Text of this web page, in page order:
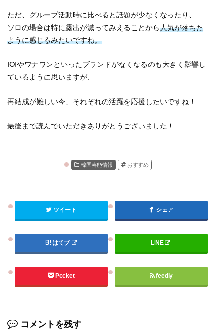
ただ、グループ活動時に比べると話題が少なくなったり、
ソロの場合は特に露出が減ってみえることから人気が落ちた
ように感じるみたいですね。
IOIやワナワンといったブランドがなくなるのも大きく影響し
ているように思いますが、
再結成が難しい今、それぞれの活躍を応援したいですね！
最後まで読んでいただきありがとうございました！
韓国芸能情報 おすすめ
ツイート シェア
はてブ LINE
Pocket feedly
コメントを残す